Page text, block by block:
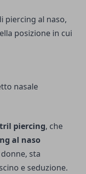
piercing al naso,
posizione in cui
nasale
piercing, che
al naso
sta
e seduzione.